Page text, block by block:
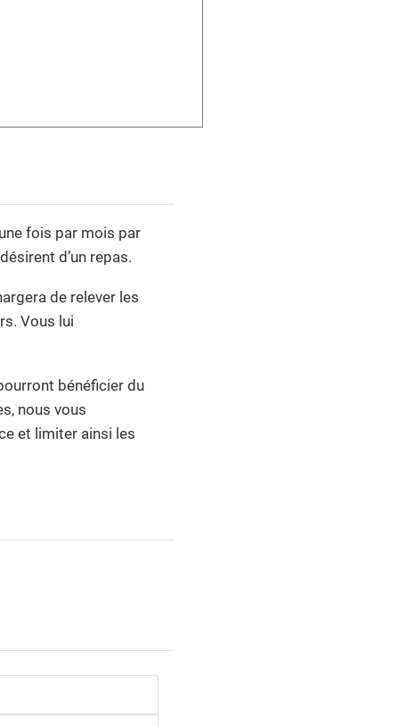
fois par mois par
d’un repas.
de relever les
Vous lui
bénéficier du
nous vous
et limiter ainsi les